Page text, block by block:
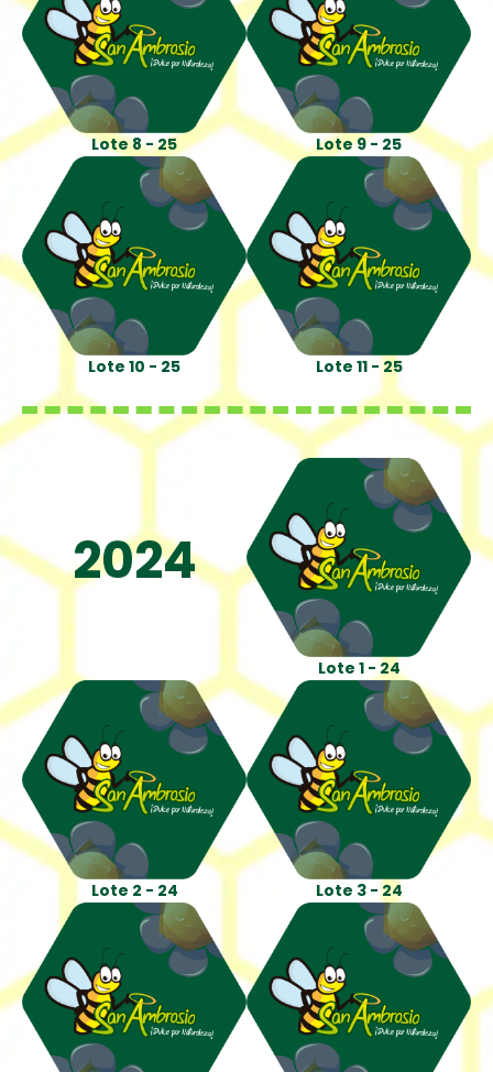
Lote 8 - 25 Lote 9 - 25
Lote 10 - 25 Lote 11 - 25
2024
Lote 1 - 24
Lote 2 - 24 Lote 3 - 24